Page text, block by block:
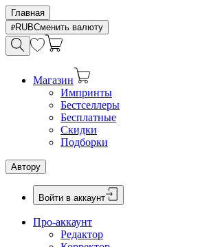
Главная
RUBСменить валюту
Магазин
Импринты
Бестселлеры
Бесплатные
Скидки
Подборки
Автору
Войти в аккаунт
Про-аккаунт
Редактор